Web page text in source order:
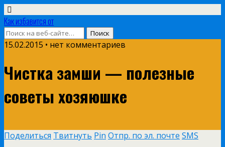
Как избавится от
15.02.2015 • нет комментариев
Чистка замши — полезные
советы хозяюшке
Поделиться Твитнуть Pin Отпр. по эл. почте SMS